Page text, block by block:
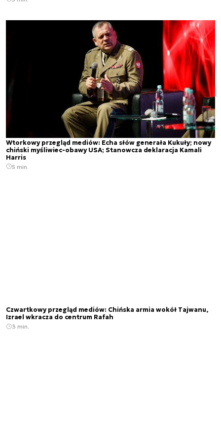
Wtorkowy przegląd mediów: Echa słów generała Kukuły; nowy
chiński myśliwiec-obawy USA; Stanowcza deklaracja Kamali
Harris
5 min.
Czwartkowy przegląd mediów: Chińska armia wokół Tajwanu,
Izrael wkracza do centrum Rafah
3 min.